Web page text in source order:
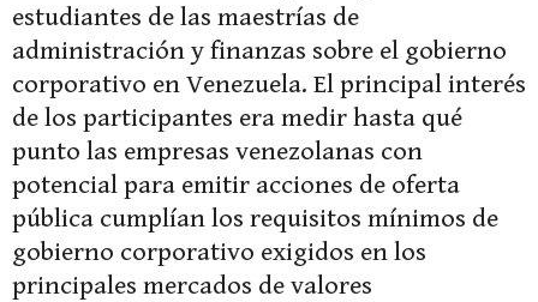
estudiantes de las maestrías de
administración y finanzas sobre el gobierno
corporativo en Venezuela. El principal interés
de los participantes era medir hasta qué
punto las empresas venezolanas con
potencial para emitir acciones de oferta
pública cumplían los requisitos mínimos de
gobierno corporativo exigidos en los
principales mercados de valores